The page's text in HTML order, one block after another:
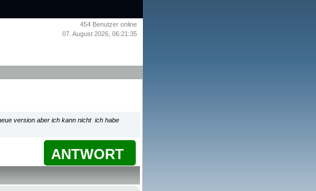
454 Benutzer online
07. August 2026, 06:21:35
version aber ich kann nicht ich habe
ANTWORT